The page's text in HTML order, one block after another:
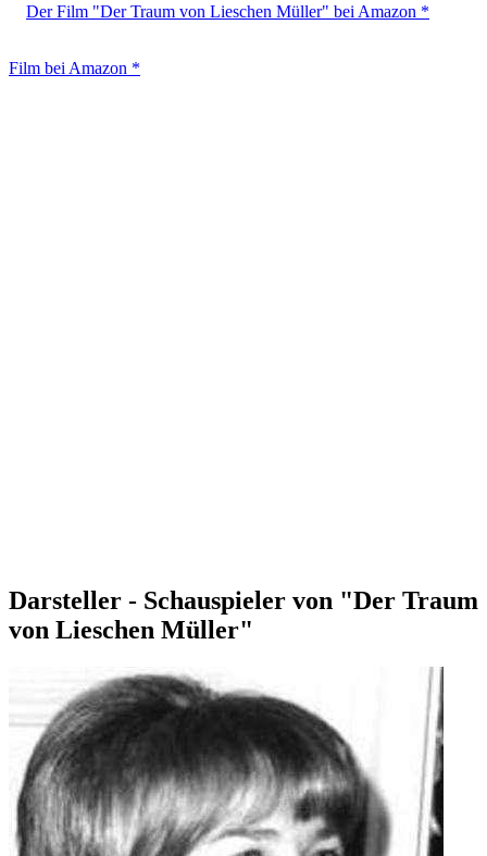
Der Film "Der Traum von Lieschen Müller" bei Amazon *
Film bei Amazon *
Darsteller - Schauspieler von "Der Traum
von Lieschen Müller"